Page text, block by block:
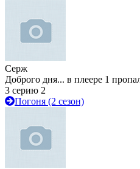
Серж
Доброго дня... в плеере 1
3 серию 2
Погоня (2 сезон)